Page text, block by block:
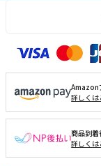
Amazon
詳しくは
商品到着
詳しくは